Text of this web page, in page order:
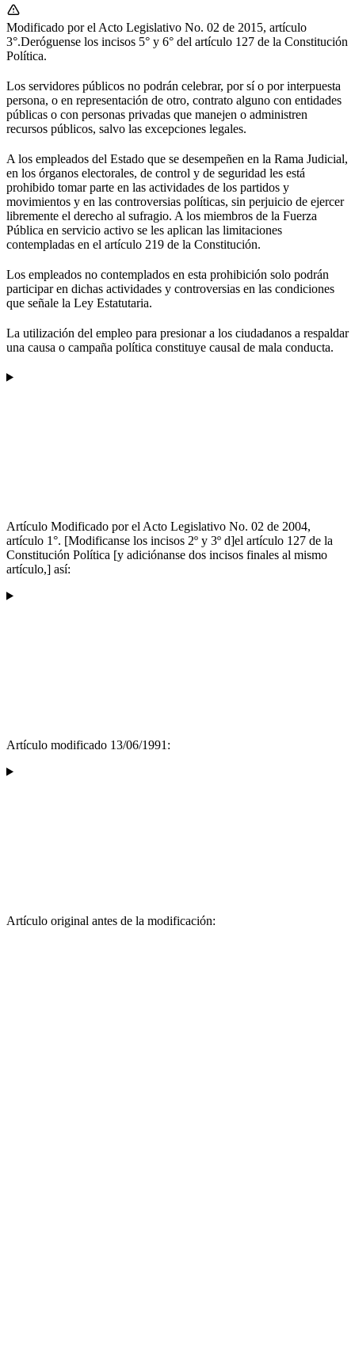
Modificado por el Acto Legislativo No. 02 de 2015, artículo
3°.Deróguense los incisos 5° y 6° del artículo 127 de la Constitución
Política.
Los servidores públicos no podrán celebrar, por sí o por interpuesta
persona, o en representación de otro, contrato alguno con entidades
públicas o con personas privadas que manejen o administren
recursos públicos, salvo las excepciones legales.
A los empleados del Estado que se desempeñen en la Rama Judicial,
en los órganos electorales, de control y de seguridad les está
prohibido tomar parte en las actividades de los partidos y
movimientos y en las controversias políticas, sin perjuicio de ejercer
libremente el derecho al sufragio. A los miembros de la Fuerza
Pública en servicio activo se les aplican las limitaciones
contempladas en el artículo 219 de la Constitución.
Los empleados no contemplados en esta prohibición solo podrán
participar en dichas actividades y controversias en las condiciones
que señale la Ley Estatutaria.
La utilización del empleo para presionar a los ciudadanos a respaldar
una causa o campaña política constituye causal de mala conducta.
Artículo Modificado por el Acto Legislativo No. 02 de 2004,
artículo 1°. [Modificanse los incisos 2º y 3º d]el artículo 127 de la
Constitución Política [y adiciónanse dos incisos finales al mismo
artículo,] así:
Artículo modificado 13/06/1991:
Artículo original antes de la modificación: